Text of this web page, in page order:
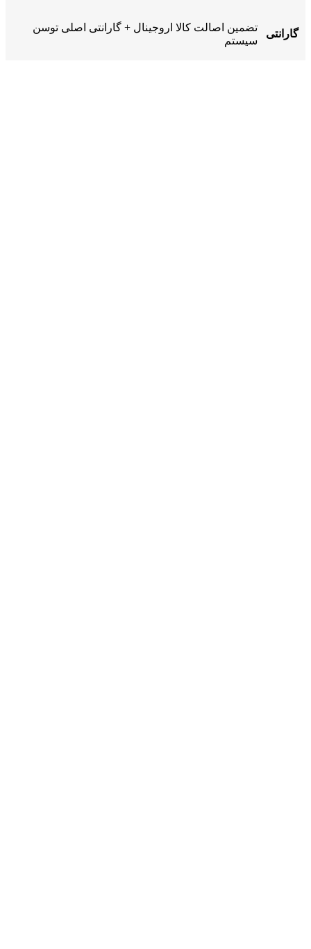
گارانتی
تضمین اصالت کالا اروجینال + گارانتی اصلی توسن
سیستم